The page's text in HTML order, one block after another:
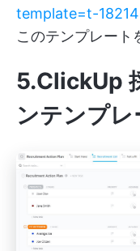
template=t-
このテンプレー
5.ClickUp
ンテンプレ